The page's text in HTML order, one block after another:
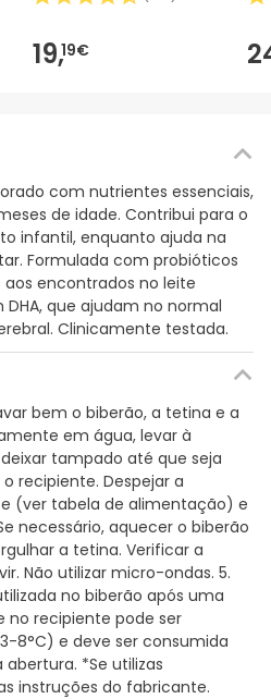
19,19€
com nutrientes essenciais,
de idade. Contribui para o
infantil, enquanto ajuda na
Formulada com probióticos
encontrados no leite
que ajudam no normal
Clinicamente testada.
bem o biberão, a tetina e a
em água, levar à
tampado até que seja
recipiente. Despejar a
(ver tabela de alimentação) e
necessário, aquecer o biberão
a tetina. Verificar a
Não utilizar micro-ondas. 5.
no biberão após uma
no recipiente pode ser
8°C) e deve ser consumida
*Se utilizas
instruções do fabricante.